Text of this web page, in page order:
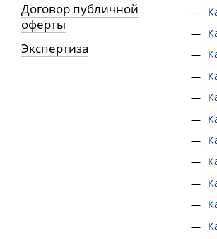
Договор публичной
оферты
Экспертиза